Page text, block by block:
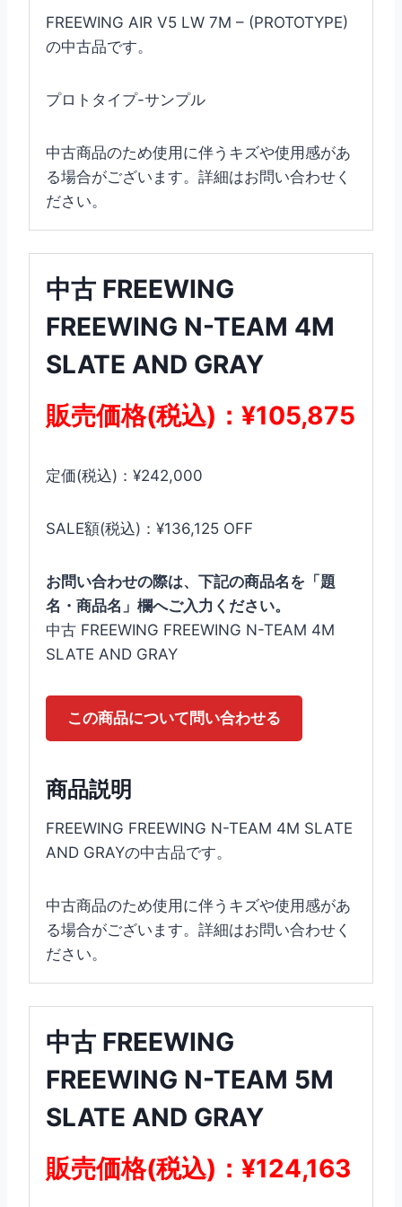
FREEWING AIR V5 LW 7M – (PROTOTYPE)
の中古品です。
プロトタイプ-サンプル
中古商品のため使用に伴うキズや使用感があ
る場合がございます。詳細はお問い合わせく
ださい。
中古 FREEWING
FREEWING N-TEAM 4M
SLATE AND GRAY
販売価格(税込)：¥105,875
定価(税込)：¥242,000
SALE額(税込)：¥136,125 OFF
お問い合わせの際は、下記の商品名を「題
名・商品名」欄へご入力ください。
中古 FREEWING FREEWING N-TEAM 4M
SLATE AND GRAY
この商品について問い合わせる
商品説明
FREEWING FREEWING N-TEAM 4M SLATE
AND GRAYの中古品です。
中古商品のため使用に伴うキズや使用感があ
る場合がございます。詳細はお問い合わせく
ださい。
中古 FREEWING
FREEWING N-TEAM 5M
SLATE AND GRAY
販売価格(税込)：¥124,163